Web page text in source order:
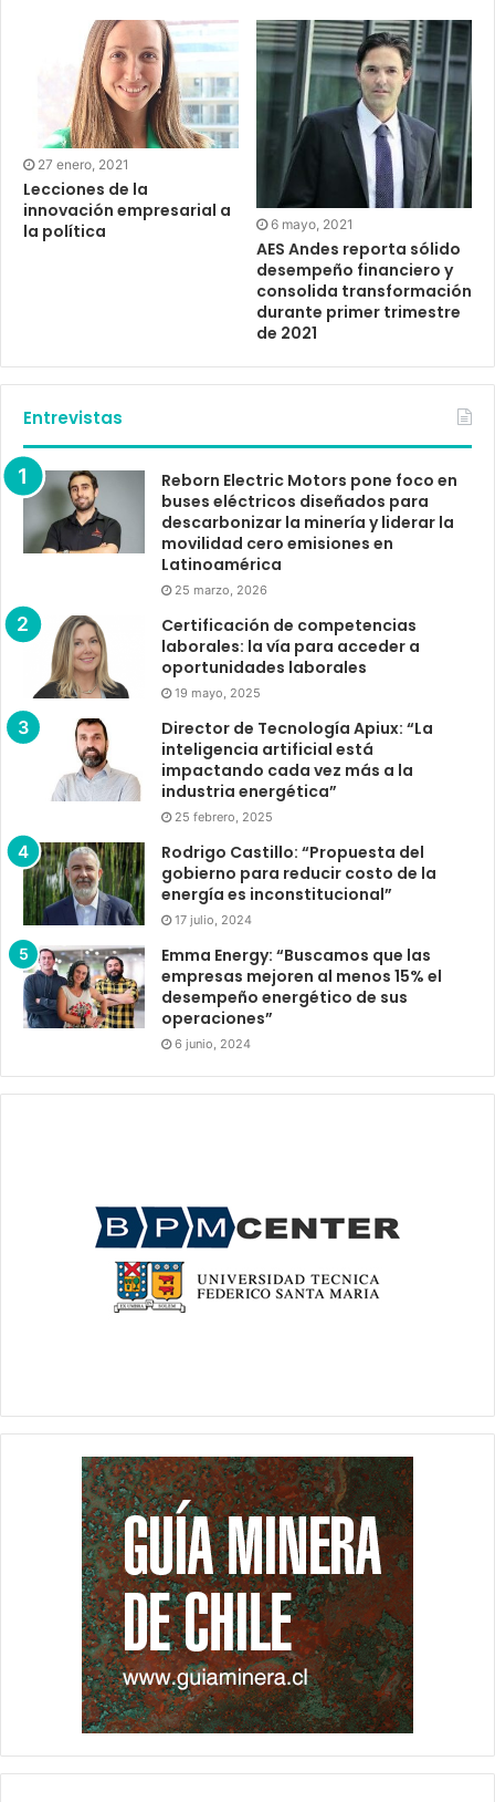
27 enero, 2021
Lecciones de la
innovación empresarial a
la política
6 mayo, 2021
AES Andes reporta sólido
desempeño financiero y
consolida transformación
durante primer trimestre
de 2021
Entrevistas
Reborn Electric Motors pone foco en
buses eléctricos diseñados para
descarbonizar la minería y liderar la
movilidad cero emisiones en
Latinoamérica
25 marzo, 2026
Certificación de competencias
laborales: la vía para acceder a
oportunidades laborales
19 mayo, 2025
Director de Tecnología Apiux: “La
inteligencia artificial está
impactando cada vez más a la
industria energética”
25 febrero, 2025
Rodrigo Castillo: “Propuesta del
gobierno para reducir costo de la
energía es inconstitucional”
17 julio, 2024
Emma Energy: “Buscamos que las
empresas mejoren al menos 15% el
desempeño energético de sus
operaciones”
6 junio, 2024